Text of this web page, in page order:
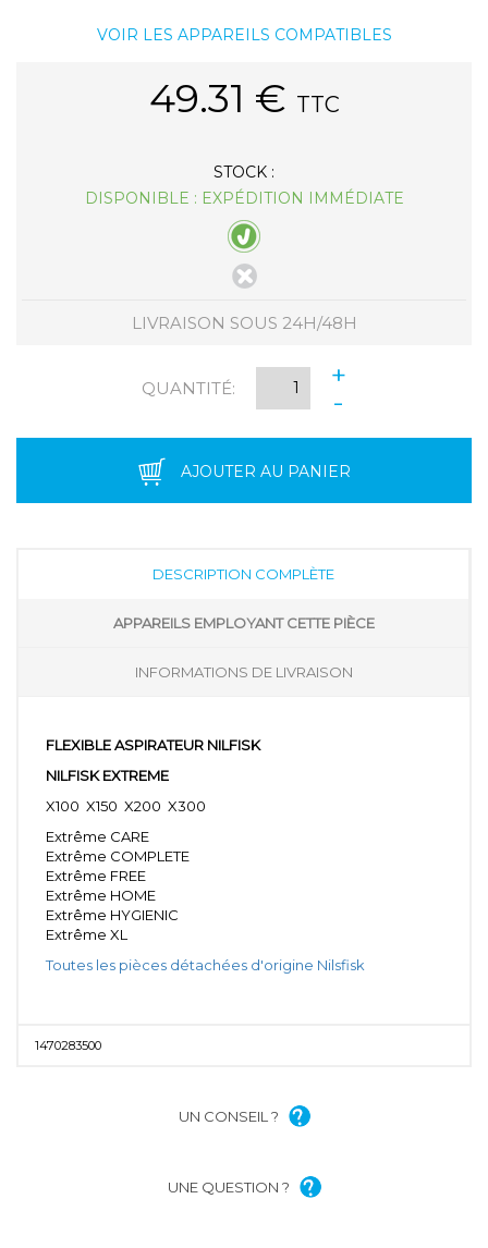
VOIR LES APPAREILS COMPATIBLES
49.31 € TTC
STOCK :
DISPONIBLE : EXPÉDITION IMMÉDIATE
LIVRAISON SOUS 24H/48H
QUANTITÉ:
+
-
AJOUTER AU PANIER
DESCRIPTION COMPLÈTE
APPAREILS EMPLOYANT CETTE PIÈCE
INFORMATIONS DE LIVRAISON
FLEXIBLE ASPIRATEUR NILFISK
NILFISK EXTREME
X100 X150 X200 X300
Extrême CARE
Extrême COMPLETE
Extrême FREE
Extrême HOME
Extrême HYGIENIC
Extrême XL
Toutes les pièces détachées d'origine Nilsfisk
1470283500
UN CONSEIL ?
UNE QUESTION ?